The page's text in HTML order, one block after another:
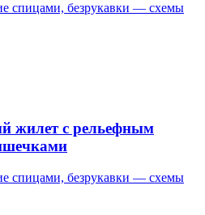
спицами, безрукавки — схемы
жилет с рельефным
спицами, безрукавки — схемы